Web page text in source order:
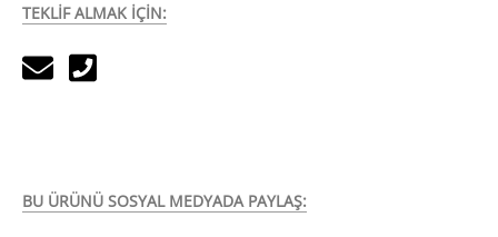
TEKLİF ALMAK İÇİN:
BU ÜRÜNÜ SOSYAL MEDYADA PAYLAŞ: